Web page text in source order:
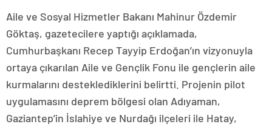
Aile ve Sosyal Hizmetler Bakanı Mahinur Özdemir
Göktaş, gazetecilere yaptığı açıklamada,
Cumhurbaşkanı Recep Tayyip Erdoğan’ın vizyonuyla
ortaya çıkarılan Aile ve Gençlik Fonu ile gençlerin aile
kurmalarını desteklediklerini belirtti. Projenin pilot
uygulamasını deprem bölgesi olan Adıyaman,
Gaziantep’in İslahiye ve Nurdağı ilçeleri ile Hatay,